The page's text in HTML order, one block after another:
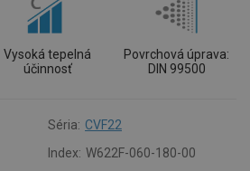
Vysoká tepelná
účinnosť
Povrchová úprava:
DIN 99500
Séria: CVF22
Index: W622F-060-180-00